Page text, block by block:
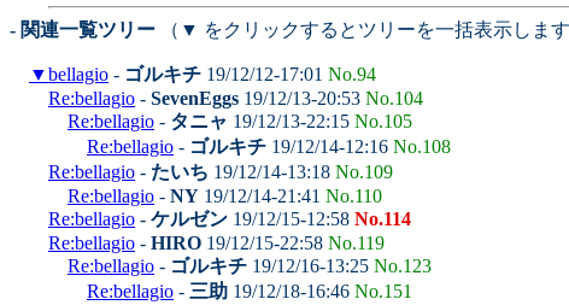
- 関連一覧ツリー （▼ をクリックするとツリーを一括表示します
▼bellagio - ゴルキチ 19/12/12-17:01 No.94
Re:bellagio - SevenEggs 19/12/13-20:53 No.104
Re:bellagio - タニャ 19/12/13-22:15 No.105
Re:bellagio - ゴルキチ 19/12/14-12:16 No.108
Re:bellagio - たいち 19/12/14-13:18 No.109
Re:bellagio - NY 19/12/14-21:41 No.110
Re:bellagio - ケルゼン 19/12/15-12:58 No.114
Re:bellagio - HIRO 19/12/15-22:58 No.119
Re:bellagio - ゴルキチ 19/12/16-13:25 No.123
Re:bellagio - 三助 19/12/18-16:46 No.151